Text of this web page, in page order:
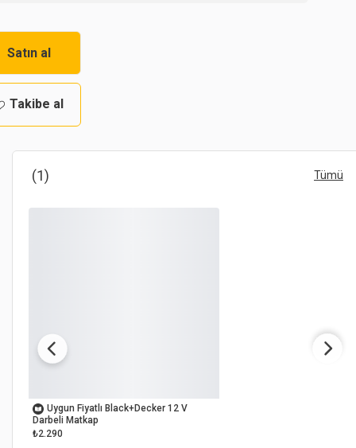
Satın al
Takibe al
(1) Tümü
Uygun Fiyatlı Black+Decker 12 V
Darbeli Matkap
₺2.290